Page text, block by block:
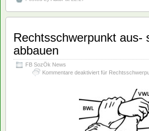
Entwicklung geleistet? Wie sah das
gesellschaftlichen Akteuren aus? Was
dieser Praxis für heute lernen? Und
wir gemeinsam unternehmen, um die
der Arbeitsrechtsprofessur
fsr-sozialoekonomie.de/